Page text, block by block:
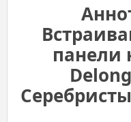
панели